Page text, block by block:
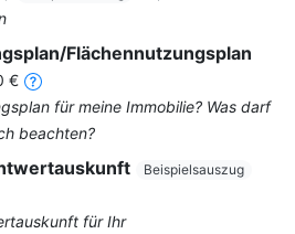
Flächennutzungsplan
€
für meine Immobilie? Was darf
beachten?
Beispielsauszug
für Ihr